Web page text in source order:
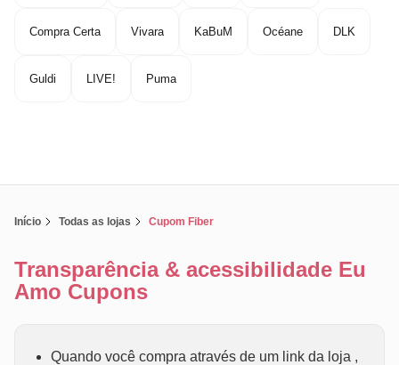
Compra Certa Vivara KaBuM Océane DLK
Guldi LIVE! Puma
Início Todas as lojas Cupom Fiber
Transparência & acessibilidade Eu
Amo Cupons
Quando você compra através de um link da loja ,